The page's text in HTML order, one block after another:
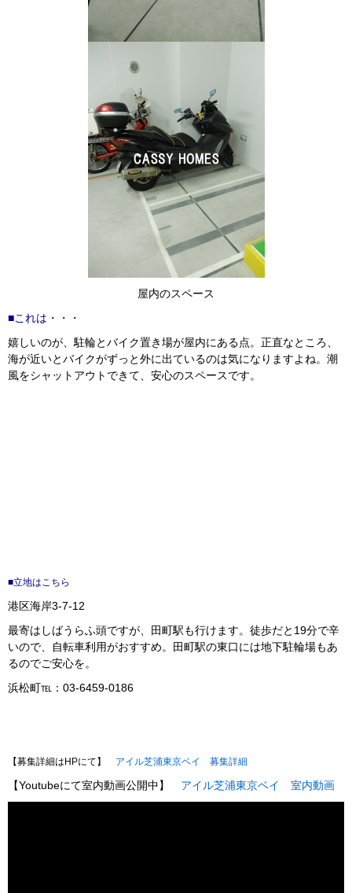
屋内のスペース
■これは・・・
嬉しいのが、駐輪とバイク置き場が屋内にある点。正直なところ、
海が近いとバイクがずっと外に出ているのは気になりますよね。潮
風をシャットアウトできて、安心のスペースです。
■立地はこちら
港区海岸3-7-12
最寄はしばうらふ頭ですが、田町駅も行けます。徒歩だと19分で辛
いので、自転車利用がおすすめ。田町駅の東口には地下駐輪場もあ
るのでご安心を。
浜松町℡：03-6459-0186
【募集詳細はHPにて】 アイル芝浦東京ベイ 募集詳細
【Youtubeにて室内動画公開中】 アイル芝浦東京ベイ 室内動画